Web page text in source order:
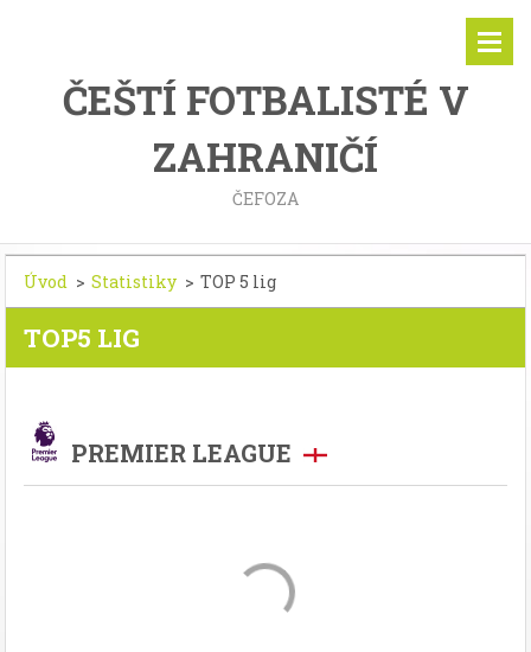
ČEŠTÍ FOTBALISTÉ V
ZAHRANIČÍ
ČEFOZA
Úvod > Statistiky > TOP 5 lig
TOP5 LIG
PREMIER LEAGUE